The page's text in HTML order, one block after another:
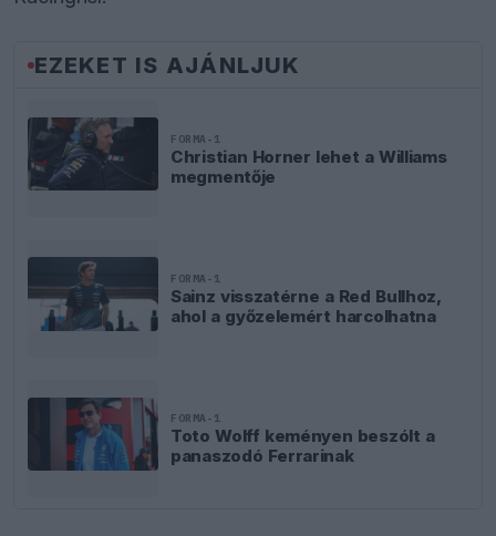
EZEKET IS AJÁNLJUK
FORMA-1
Christian Horner lehet a Williams
megmentője
FORMA-1
Sainz visszatérne a Red Bullhoz,
ahol a győzelemért harcolhatna
FORMA-1
Toto Wolff keményen beszólt a
panaszodó Ferrarinak